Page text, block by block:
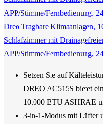
Dreo Tragbare Klimaanlagen,
Schlafzimmer mit
APP/Stimme/Fernbedienung,
Setzen Sie auf
DREO AC515S bietet
10.000 BTU ASHRAE
3-in-1-Modus mit Lüfter